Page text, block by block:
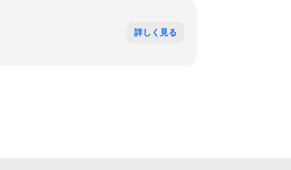
詳しく見る